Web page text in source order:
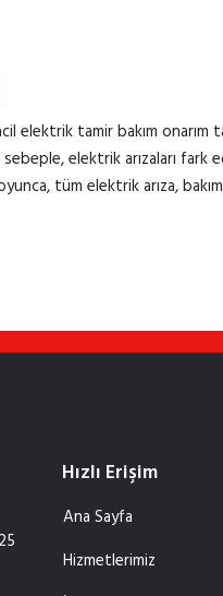
elektrik tamir bakım
elektrik arızaları
tüm elektrik arıza,
Hızlı Erişim
Ana Sayfa
Hizmetlerimiz